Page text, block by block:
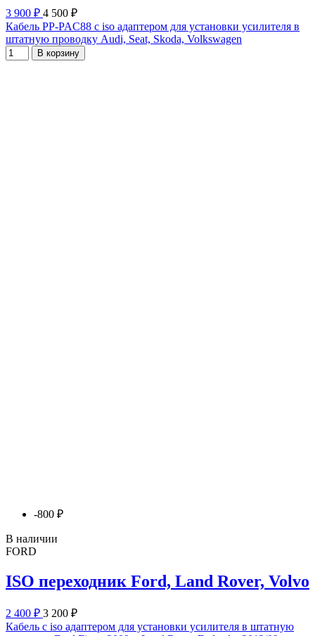
3 900 ₽ 4 500 ₽
Кабель PP-PAC88 с iso адаптером для установки усилителя в
штатную проводку Audi, Seat, Skoda, Volkswagen
В корзину
-800 ₽
В наличии
FORD
ISO переходник Ford, Land Rover, Volvo
2 400 ₽ 3 200 ₽
Кабель с iso адаптером для установки усилителя в штатную